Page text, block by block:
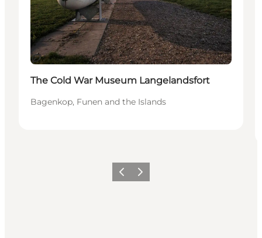
Durable
The Cold War Museum Langelandsfort
Bagenkop, Funen and the Islands
PrécédentSuivant